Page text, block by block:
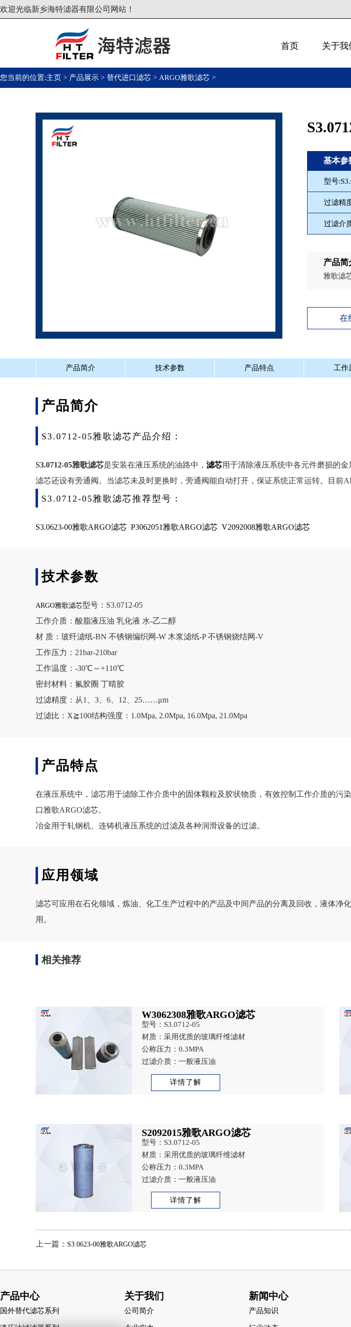
欢迎光临新乡海特滤器有限公司网站！
首页 关于我
您当前的位置:主页 > 产品展示 > 替代进口滤芯 > ARGO雅歌滤芯 >
基本参
型号
过滤精
过滤介
产品简
雅歌滤
在
产品简介 技术参数 产品特点 工作
产品简介
S3.0712-05雅歌滤芯产品介绍：
S3.0712-05雅歌滤芯是安装在液压系统的油路中， 滤芯用于清除液压系统中各元件磨损的
滤芯还设有旁通阀。当滤芯未及时更换时，旁通阀能自动打开，保证系统正常运转。目前
S3.0712-05雅歌滤芯推荐型号：
S3.0623-00雅歌ARGO滤芯 P3062051雅歌ARGO滤芯 V2092008雅歌ARGO滤芯
技术参数
ARGO雅歌滤芯型号：S3.0712-05
工作介质：酸脂液压油 乳化液 水-乙二醇
材 质：玻纤滤纸-BN 不锈钢编织网-W 木浆滤纸-P 不锈钢烧结网-V
工作压力：21bar-210bar
工作温度：-30℃～+110℃
密封材料：氟胶圈 丁晴胶
过滤精度：从1、3、6、12、25……μm
过滤比：X≧100结构强度：1.0Mpa, 2.0Mpa, 16.0Mpa, 21.0Mpa
产品特点
在液压系统中，滤芯用于滤除工作介质中的固体颗粒及胶状物质，有效控制工作介质的
口雅歌ARGO滤芯。
冶金用于轧钢机、连铸机液压系统的过滤及各种润滑设备的过滤。
应用领域
滤芯可应用在石化领域，炼油、化工生产过程中的产品及中间产品的分离及回收，液体
用。
相关推荐
W3062308雅歌ARGO滤芯
型号：S3.0712-05
材质：采用优质的玻璃纤维滤材
公称压力：0.3MPA
过滤介质：一般液压油
详情了解
S2092015雅歌ARGO滤芯
型号：S3.0712-05
材质：采用优质的玻璃纤维滤材
公称压力：0.3MPA
过滤介质：一般液压油
详情了解
上一篇： S3.0623-00雅歌ARGO滤芯
产品中心
国外替代滤芯系列
关于我们
公司简介
新闻中心
产品知识